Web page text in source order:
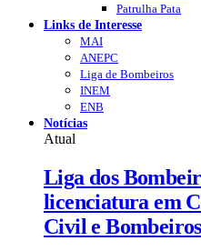
Patrulha Pata
Links de Interesse
MAI
ANEPC
Liga de Bombeiros
INEM
ENB
Notícias
Atual
Liga dos
licenciatura em
Civil e Bombeiros